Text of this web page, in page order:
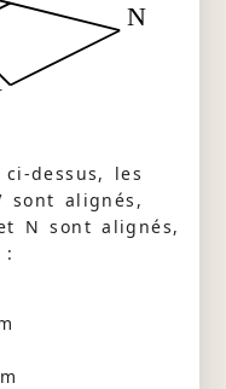
N
dessus, les
sont alignés,
N sont alignés,
: